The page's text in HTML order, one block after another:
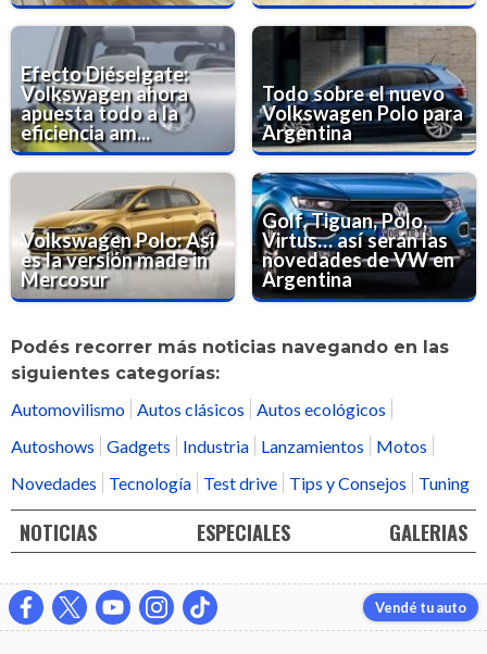
Efecto Diéselgate:
Volkswagen ahora
apuesta todo a la
eficiencia am...
Todo sobre el nuevo
Volkswagen Polo para
Argentina
Volkswagen Polo: Así
es la versión made in
Mercosur
Golf, Tiguan, Polo,
Virtus… así serán las
novedades de VW en
Argentina
Podés recorrer más noticias navegando en las
siguientes categorías:
Automovilismo Autos clásicos
Autos ecológicos
Autoshows
Gadgets Industria Lanzamientos
Motos
Novedades
Tecnología Test drive Tips y Consejos Tuning
NOTICIAS ESPECIALES GALERIAS
Vendé tu auto